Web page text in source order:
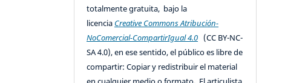
totalmente gratuita, bajo la
licencia Creative Commons Atribución-
NoComercial-CompartirIgual 4.0 (CC BY-NC-
SA 4.0), en ese sentido, el público es libre de
compartir: Copiar y redistribuir el material